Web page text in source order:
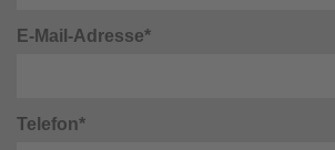
E-Mail-Adresse*
Telefon*